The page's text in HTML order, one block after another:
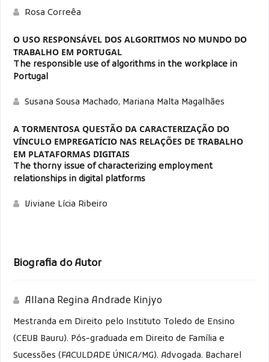
Rosa Correêa
O USO RESPONSÁVEL DOS ALGORITMOS NO MUNDO DO
TRABALHO EM PORTUGAL
The responsible use of algorithms in the workplace in
Portugal
Susana Sousa Machado, Mariana Malta Magalhães
A TORMENTOSA QUESTÃO DA CARACTERIZAÇÃO DO
VÍNCULO EMPREGATÍCIO NAS RELAÇÕES DE TRABALHO
EM PLATAFORMAS DIGITAIS
The thorny issue of characterizing employment
relationships in digital platforms
Viviane Lícia Ribeiro
Biografia do Autor
Allana Regina Andrade Kinjyo
Mestranda em Direito pelo Instituto Toledo de Ensino
(CEUB Bauru). Pós-graduada em Direito de Família e
Sucessões (FACULDADE ÚNICA/MG). Advogada. Bacharel